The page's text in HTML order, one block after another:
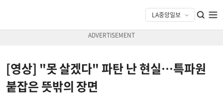
[영상] "못 살겠다" 파탄 난 현실…특파원
붙잡은 뜻밖의 장면